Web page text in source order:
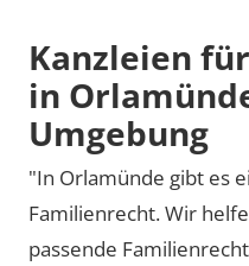
Kanzleien
in
Umgebung
"In Orlamünde gibt es
Familienrecht. Wir
passende